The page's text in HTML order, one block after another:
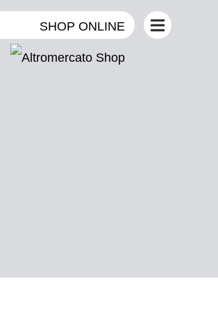
SHOP ONLINE